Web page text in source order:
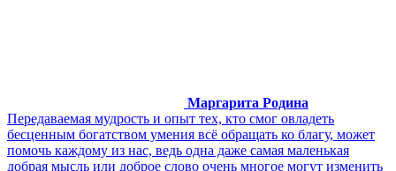
Маргарита Родина
Передаваемая мудрость и опыт тех, кто смог овладеть
бесценным богатством умения всё обращать ко благу, может
помочь каждому из нас, ведь одна даже самая маленькая
добрая мысль или доброе слово очень многое могут изменить